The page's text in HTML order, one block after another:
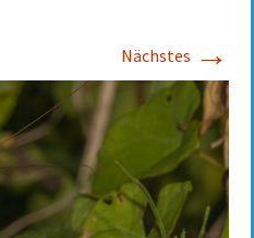
Nächstes →